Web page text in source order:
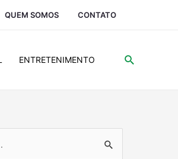
QUEM SOMOS CONTATO
ENTRETENIMENTO